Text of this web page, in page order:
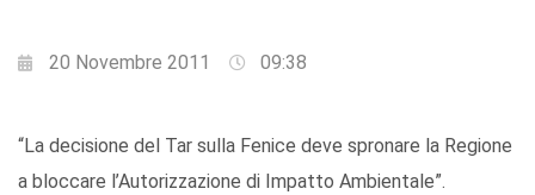
20 Novembre 2011 09:38
“La decisione del Tar sulla Fenice deve spronare la Regione
a bloccare l’Autorizzazione di Impatto Ambientale”.